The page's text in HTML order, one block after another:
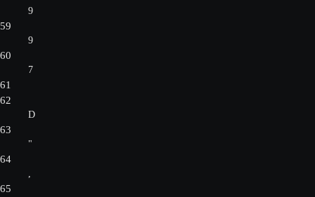
9
59
9
60
7
61
62
D
63
"
64
,
65